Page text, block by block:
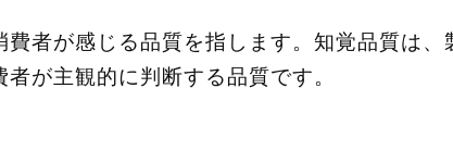
者が感じる品質を指します。知覚品質は、
が主観的に判断する品質です。